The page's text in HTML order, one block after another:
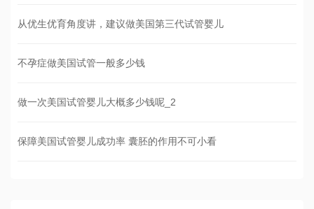
从优生优育角度讲，建议做美国第三代试管婴儿
不孕症做美国试管一般多少钱
做一次美国试管婴儿大概多少钱呢_2
保障美国试管婴儿成功率 囊胚的作用不可小看